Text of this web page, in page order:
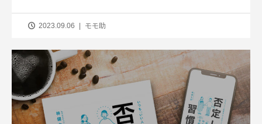
2023.09.06 モモ助